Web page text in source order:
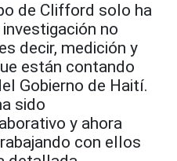
de Clifford solo ha
no
decir, medición y
están contando
Gobierno de Haití.
sido
y ahora
con ellos